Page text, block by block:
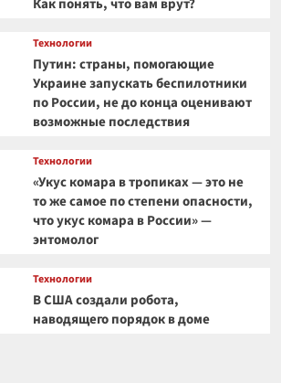
Как понять, что вам врут?
Технологии
Путин: страны, помогающие
Украине запускать беспилотники
по России, не до конца оценивают
возможные последствия
Технологии
«Укус комара в тропиках — это не
то же самое по степени опасности,
что укус комара в России» —
энтомолог
Технологии
В США создали робота,
наводящего порядок в доме